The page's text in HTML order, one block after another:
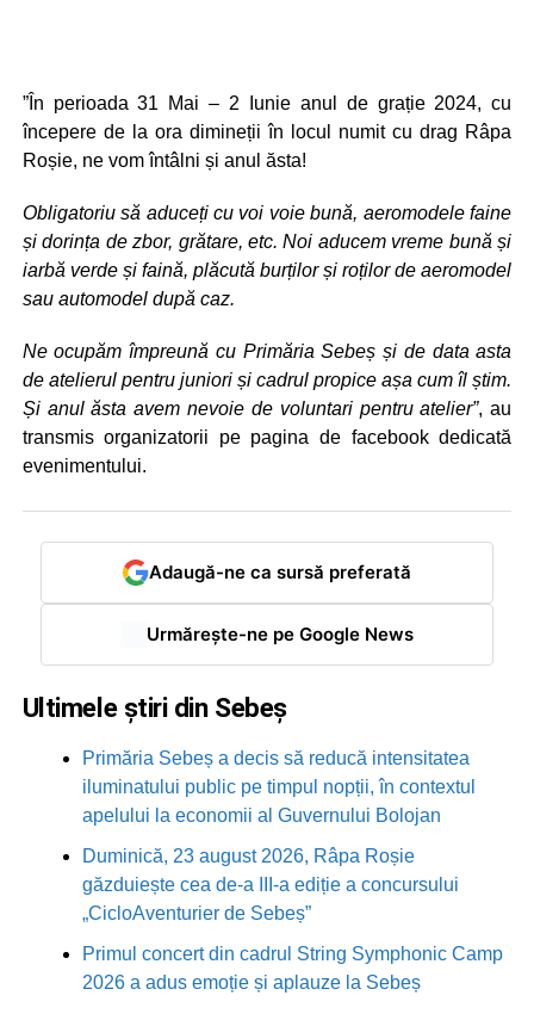
”În perioada 31 Mai – 2 Iunie anul de grație 2024, cu
începere de la ora dimineții în locul numit cu drag Râpa
Roșie, ne vom întâlni și anul ăsta!
Obligatoriu să aduceți cu voi voie bună, aeromodele faine
și dorința de zbor, grătare, etc. Noi aducem vreme bună și
iarbă verde și faină, plăcută burților și roților de aeromodel
sau automodel după caz.
Ne ocupăm împreună cu Primăria Sebeș și de data asta
de atelierul pentru juniori și cadrul propice așa cum îl știm.
Și anul ăsta avem nevoie de voluntari pentru atelier”, au
transmis organizatorii pe pagina de facebook dedicată
evenimentului.
Adaugă-ne ca sursă preferată
Urmărește-ne pe Google News
Ultimele știri din Sebeș
Primăria Sebeș a decis să reducă intensitatea
iluminatului public pe timpul nopții, în contextul
apelului la economii al Guvernului Bolojan
Duminică, 23 august 2026, Râpa Roșie
găzduiește cea de-a III-a ediție a concursului
„CicloAventurier de Sebeș”
Primul concert din cadrul String Symphonic Camp
2026 a adus emoție și aplauze la Sebeș